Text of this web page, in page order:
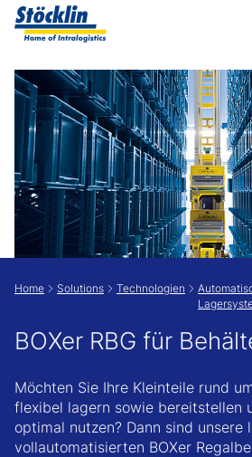
Zeige besser passende
Diese Meldung nicht mehr
Home Solutions Technologien
BOXer RBG für
Möchten Sie Ihre Kleinteile rund
flexibel lagern sowie bereitstellen
optimal nutzen? Dann sind unsere
vollautomatisierten BOXer